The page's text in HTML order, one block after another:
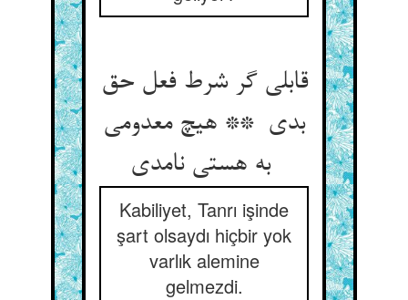
قابلی گر شرط فعل حق
بدی ** هیچ معدومی
به هستی نامدی
Kabiliyet, Tanrı işinde
şart olsaydı hiçbir yok
varlık alemine
gelmezdi.